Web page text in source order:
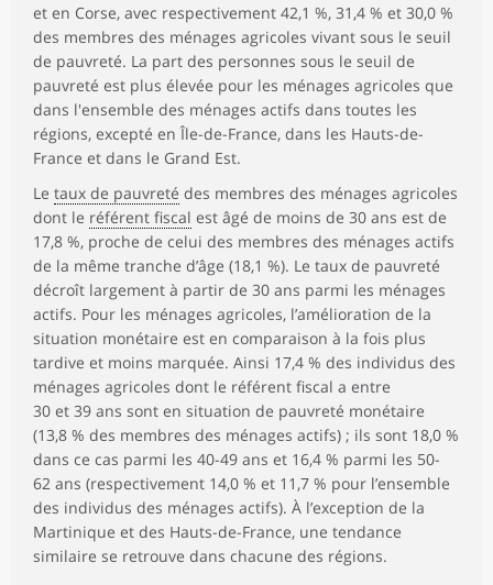
et en Corse, avec respectivement 42,1 %, 31,4 % et 30,0 %
des membres des ménages agricoles vivant sous le seuil
de pauvreté. La part des personnes sous le seuil de
pauvreté est plus élevée pour les ménages agricoles que
dans l'ensemble des ménages actifs dans toutes les
régions, excepté en Île-de-France, dans les Hauts-de-
France et dans le Grand Est.
Le taux de pauvreté des membres des ménages agricoles
dont le référent fiscal est âgé de moins de 30 ans est de
17,8 %, proche de celui des membres des ménages actifs
de la même tranche d’âge (18,1 %). Le taux de pauvreté
décroît largement à partir de 30 ans parmi les ménages
actifs. Pour les ménages agricoles, l’amélioration de la
situation monétaire est en comparaison à la fois plus
tardive et moins marquée. Ainsi 17,4 % des individus des
ménages agricoles dont le référent fiscal a entre
30 et 39 ans sont en situation de pauvreté monétaire
(13,8 % des membres des ménages actifs) ; ils sont 18,0 %
dans ce cas parmi les 40-49 ans et 16,4 % parmi les 50-
62 ans (respectivement 14,0 % et 11,7 % pour l’ensemble
des individus des ménages actifs). À l’exception de la
Martinique et des Hauts-de-France, une tendance
similaire se retrouve dans chacune des régions.